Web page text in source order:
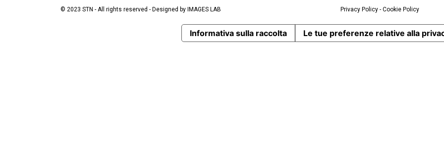
© 2023 STN - All rights reserved - Designed by IMAGES LAB Privacy Policy - Cookie Policy
Informativa sulla raccolta Le tue preferenze relative alla